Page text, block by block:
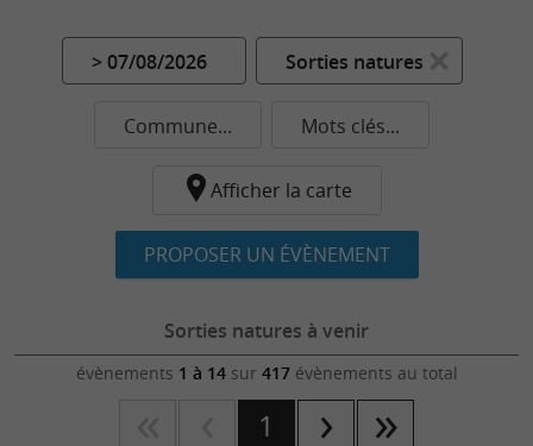
> 07/08/2026 Sorties natures
Commune... Mots clés...
Afficher la carte
PROPOSER UN ÉVÈNEMENT
Sorties natures à venir
évènements 1 à 14sur 417évènements au total
1